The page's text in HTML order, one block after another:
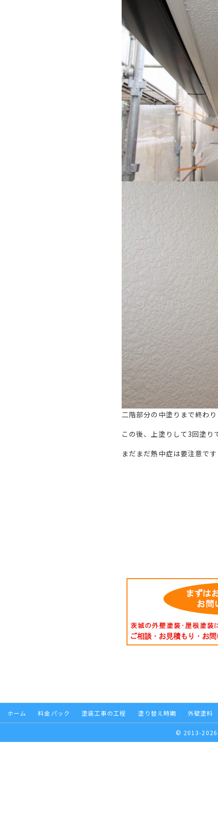
二階部分の中塗りまで終わ
この後、上塗りして3回塗り
まだまだ熱中症は要注意で
ホーム 料金パック 塗装工事の工程 塗り替え時期 外壁塗料
© 2013-2026